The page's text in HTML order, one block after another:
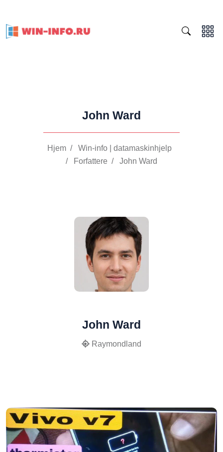
John Ward
Hjem / Win-info | datamaskinhjelp
/
Forfattere / John Ward
John Ward
Raymondland